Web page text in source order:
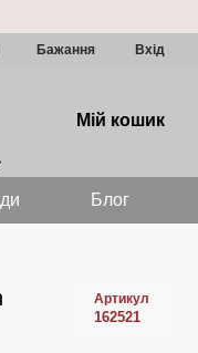
Бажання Вхід
Мій кошик
Блог
Артикул
162521